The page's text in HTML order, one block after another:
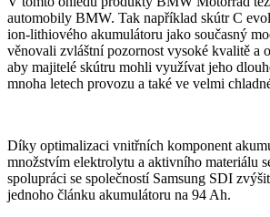
automobily BMW. Tak například skútr C
ion-lithiového akumulátoru jako současný
věnovali zvláštní pozornost vysoké kvalitě a
aby majitelé skútru mohli využívat jeho
mnoha letech provozu a také ve velmi
Díky optimalizaci vnitřních komponent
množstvím elektrolytu a aktivního materiálu
spolupráci se společností Samsung SDI
jednoho článku akumulátoru na 94 Ah.